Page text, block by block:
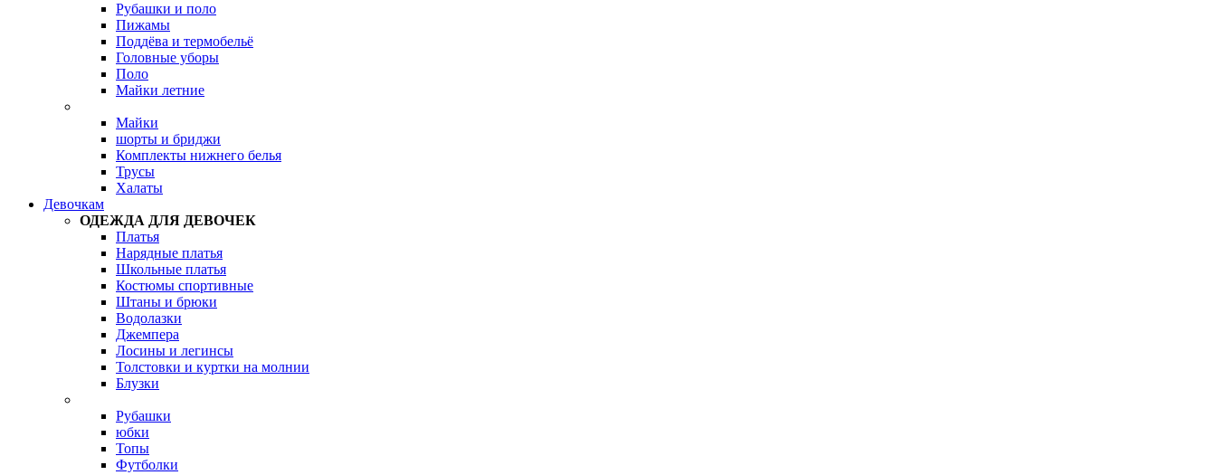
Рубашки и поло
Пижамы
Поддёва и термобельё
Головные уборы
Поло
Майки летние
Майки
шорты и бриджи
Комплекты нижнего белья
Трусы
Халаты
Девочкам
ОДЕЖДА ДЛЯ ДЕВОЧЕК
Платья
Нарядные платья
Школьные платья
Костюмы спортивные
Штаны и брюки
Водолазки
Джемпера
Лосины и легинсы
Толстовки и куртки на молнии
Блузки
Рубашки
юбки
Топы
Футболки